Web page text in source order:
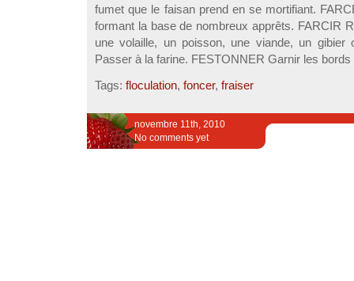
fumet que le faisan prend en se mortifiant.
formant la base de nombreux apprêts. FARCIR
une volaille, un poisson, une viande, un gibier
Passer à la farine. FESTONNER Garnir les bords
Tags: floculation, foncer, fraiser
novembre 11th, 2010
No comments yet